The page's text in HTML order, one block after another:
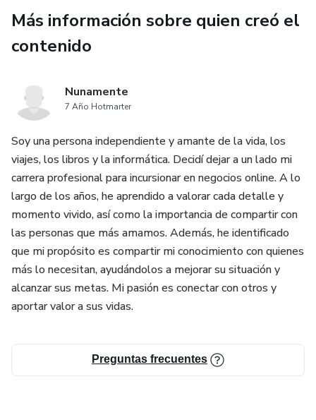
Más información sobre quien creó el
contenido
Nunamente
7 Año Hotmarter
Soy una persona independiente y amante de la vida, los
viajes, los libros y la informática. Decidí dejar a un lado mi
carrera profesional para incursionar en negocios online. A lo
largo de los años, he aprendido a valorar cada detalle y
momento vivido, así como la importancia de compartir con
las personas que más amamos. Además, he identificado
que mi propósito es compartir mi conocimiento con quienes
más lo necesitan, ayudándolos a mejorar su situación y
alcanzar sus metas. Mi pasión es conectar con otros y
aportar valor a sus vidas.
Preguntas frecuentes